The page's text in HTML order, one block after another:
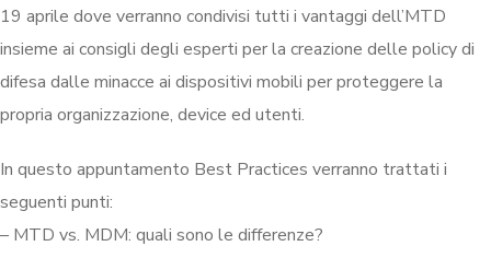
19 aprile dove verranno condivisi tutti i vantaggi dell’MTD
insieme ai consigli degli esperti per la creazione delle policy di
difesa dalle minacce ai dispositivi mobili per proteggere la
propria organizzazione, device ed utenti.
In questo appuntamento Best Practices verranno trattati i
seguenti punti:
– MTD vs. MDM: quali sono le differenze?